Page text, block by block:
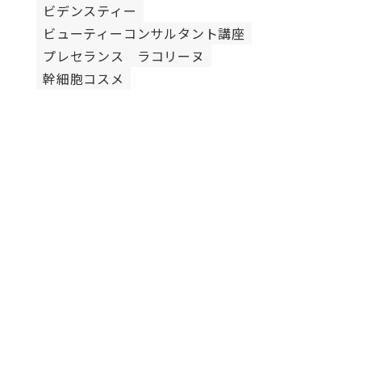
ビデンスティー
ビューティーコンサルタント講座
プレセランス
ラコリーヌ
幹細胞コスメ